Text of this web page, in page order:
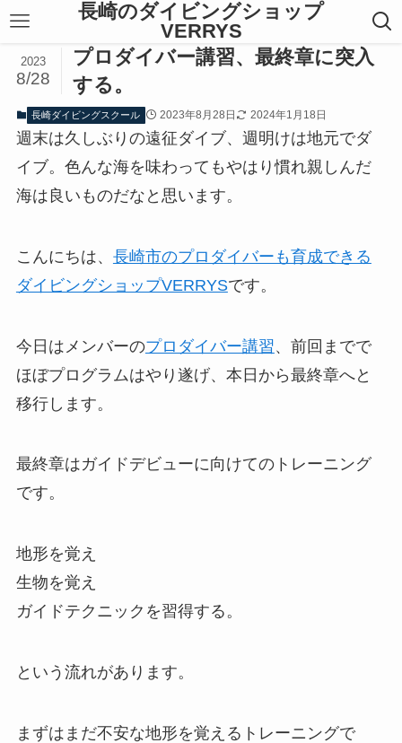
長崎のダイビングショップ
VERRYS
プロダイバー講習、最終章に突入
する。
2023
8/28
長崎ダイビングスクール 2023年8月28日 2024年1月18日
週末は久しぶりの遠征ダイブ、週明けは地元でダ
イブ。色んな海を味わってもやはり慣れ親しんだ
海は良いものだなと思います。
こんにちは、 長崎市のプロダイバーも育成できる
ダイビングショップVERRYSです。
今日はメンバーのプロダイバー講習、前回までで
ほぼプログラムはやり遂げ、本日から最終章へと
移行します。
最終章はガイドデビューに向けてのトレーニング
です。
地形を覚え
生物を覚え
ガイドテクニックを習得する。
という流れがあります。
まずはまだ不安な地形を覚えるトレーニングで